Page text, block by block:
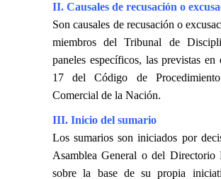
II. Causales de recusación o
Son causales de recusación o
miembros del Tribunal de
paneles específicos, las previstas
17 del Código de
Comercial de la Nación.
III. Inicio del sumario
Los sumarios son iniciados por
Asamblea General o del Directorio
sobre la base de su propia